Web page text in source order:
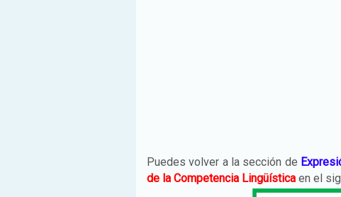
Puedes volver a la sección de
de la Competencia Lingüística en el